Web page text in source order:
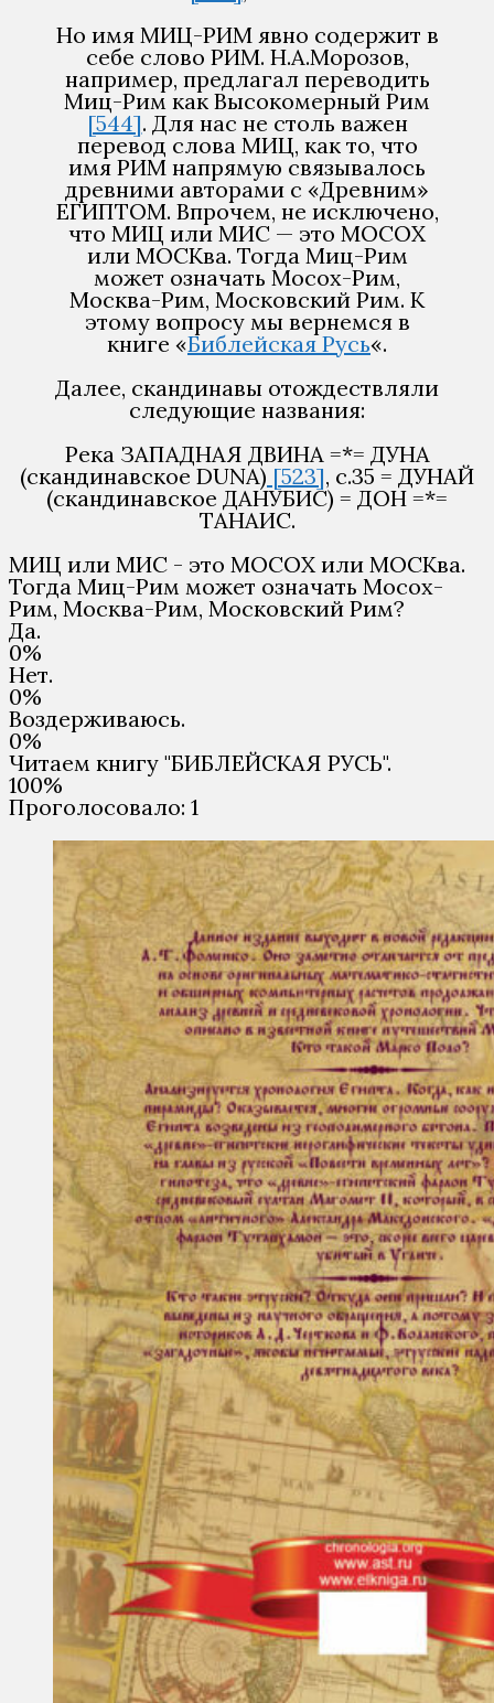
Но имя МИЦ-РИМ явно содержит в
себе слово РИМ. Н.А.Морозов,
например, предлагал переводить
Миц-Рим как Высокомерный Рим
[544]. Для нас не столь важен
перевод слова МИЦ, как то, что
имя РИМ напрямую связывалось
древними авторами с «Древним»
ЕГИПТОМ. Впрочем, не исключено,
что МИЦ или МИС — это МОСОХ
или МОСКва. Тогда Миц-Рим
может означать Мосох-Рим,
Москва-Рим, Московский Рим. К
этому вопросу мы вернемся в
книге «Библейская Русь«.
Далее, скандинавы отождествляли
следующие названия:
Река ЗАПАДНАЯ ДВИНА =*= ДУНА
(скандинавское DUNA) [523], с.35 = ДУНАЙ
(скандинавское ДАНУБИС) = ДОН =*=
ТАНАИС.
МИЦ или МИС - это МОСОХ или МОСКва.
Тогда Миц-Рим может означать Мосох-
Рим, Москва-Рим, Московский Рим?
Да.
0%
Нет.
0%
Воздерживаюсь.
0%
Читаем книгу "БИБЛЕЙСКАЯ РУСЬ".
100%
Проголосовало: 1